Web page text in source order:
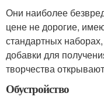
Они наиболее
цене не дорогие,
стандартных
добавки для
творчества
Обустройство